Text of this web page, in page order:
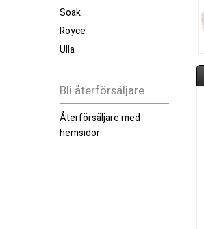
Soak
Royce
Ulla
Bli återförsäljare
Återförsäljare med
hemsidor